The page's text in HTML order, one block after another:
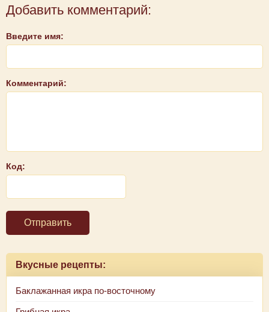
Добавить комментарий:
Введите имя:
Комментарий:
Код:
Отправить
Вкусные рецепты:
Баклажанная икра по-восточному